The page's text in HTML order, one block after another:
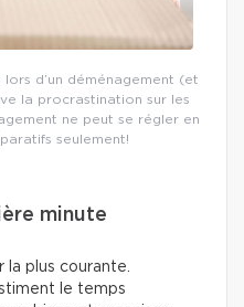
lors d’un déménagement (et
la procrastination sur les
ne peut se régler en
seulement!
minute
la plus courante.
le temps